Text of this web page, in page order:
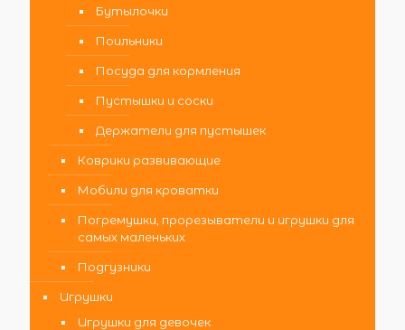
Бутылочки
Поильники
Посуда для кормления
Пустышки и соски
Держатели для пустышек
Коврики развивающие
Мобили для кроватки
Погремушки, прорезыватели и игрушки для
самых маленьких
Подгузники
Игрушки
Игрушки для девочек